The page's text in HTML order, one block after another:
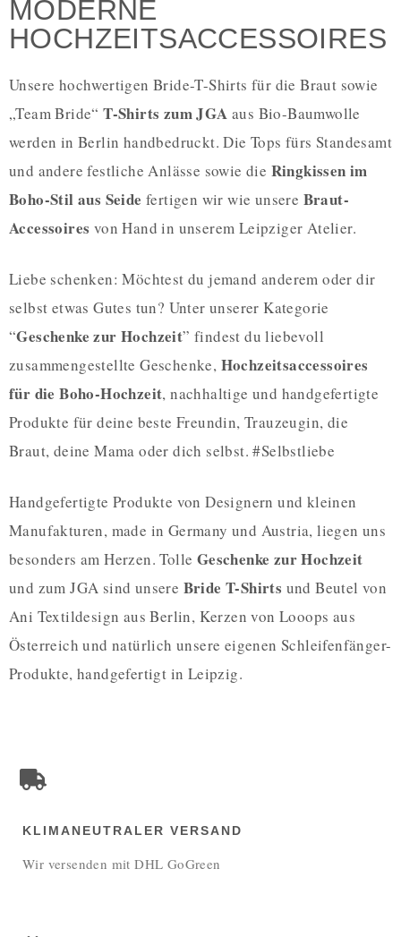
MODERNE
HOCHZEITSACCESSOIRES
Unsere hochwertigen Bride-T-Shirts für die Braut sowie
„Team Bride“T-Shirts zum JGA aus Bio-Baumwolle
werden in Berlin handbedruckt. Die Tops fürs Standesamt
und andere festliche Anlässe sowie die Ringkissen im
Boho-Stil aus Seide fertigen wir wie unsere Braut-
Accessoires von Hand in unserem Leipziger Atelier.
Liebe schenken: Möchtest du jemand anderem oder dir
selbst etwas Gutes tun? Unter unserer Kategorie
“Geschenke zur Hochzeit” findest du liebevoll
zusammengestellte Geschenke, Hochzeitsaccessoires
für die Boho-Hochzeit, nachhaltige und handgefertigte
Produkte für deine beste Freundin, Trauzeugin, die
Braut, deine Mama oder dich selbst. #Selbstliebe
Handgefertigte Produkte von Designern und kleinen
Manufakturen, made in Germany und Austria, liegen uns
besonders am Herzen. Tolle Geschenke zur Hochzeit
und zum JGA sind unsere Bride T-Shirts und Beutel von
Ani Textildesign aus Berlin, Kerzen von Looops aus
Österreich und natürlich unsere eigenen Schleifenfänger-
Produkte, handgefertigt in Leipzig.
KLIMANEUTRALER VERSAND
Wir versenden mit DHL GoGreen